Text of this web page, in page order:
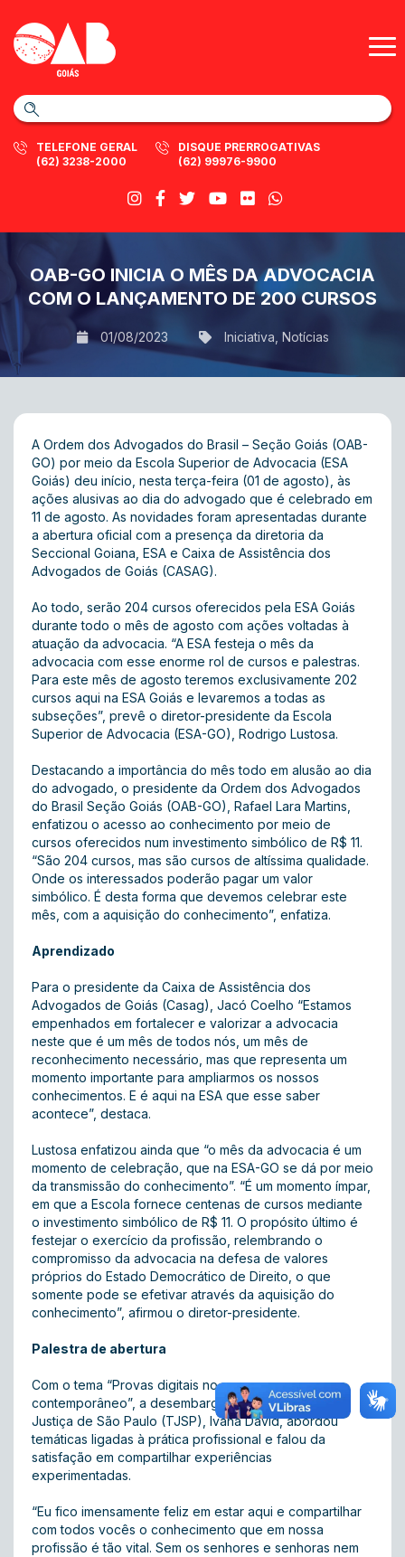
TELEFONE GERAL
(62) 3238-2000
DISQUE PRERROGATIVAS
(62) 99976-9900
OAB-GO INICIA O MÊS DA ADVOCACIA
COM O LANÇAMENTO DE 200 CURSOS
01/08/2023 Iniciativa Notícias
A Ordem dos Advogados do Brasil – Seção Goiás (OAB-
GO) por meio da Escola Superior de Advocacia (ESA
Goiás) deu início, nesta terça-feira (01 de agosto), às
ações alusivas ao dia do advogado que é celebrado em
11 de agosto. As novidades foram apresentadas durante
a abertura oficial com a presença da diretoria da
Seccional Goiana, ESA e Caixa de Assistência dos
Advogados de Goiás (CASAG).
Ao todo, serão 204 cursos oferecidos pela ESA Goiás
durante todo o mês de agosto com ações voltadas à
atuação da advocacia. “A ESA festeja o mês da
advocacia com esse enorme rol de cursos e palestras.
Para este mês de agosto teremos exclusivamente 202
cursos aqui na ESA Goiás e levaremos a todas as
subseções”, prevê o diretor-presidente da Escola
Superior de Advocacia (ESA-GO), Rodrigo Lustosa.
Destacando a importância do mês todo em alusão ao dia
do advogado, o presidente da Ordem dos Advogados
do Brasil Seção Goiás (OAB-GO), Rafael Lara Martins,
enfatizou o acesso ao conhecimento por meio de
cursos oferecidos num investimento simbólico de R$ 11.
“São 204 cursos, mas são cursos de altíssima qualidade.
Onde os interessados poderão pagar um valor
simbólico. É desta forma que devemos celebrar este
mês, com a aquisição do conhecimento”, enfatiza.
Aprendizado
Para o presidente da Caixa de Assistência dos
Advogados de Goiás (Casag), Jacó Coelho “Estamos
empenhados em fortalecer e valorizar a advocacia
neste que é um mês de todos nós, um mês de
reconhecimento necessário, mas que representa um
momento importante para ampliarmos os nossos
conhecimentos. E é aqui na ESA que esse saber
acontece”, destaca.
Lustosa enfatizou ainda que “o mês da advocacia é um
momento de celebração, que na ESA-GO se dá por meio
da transmissão do conhecimento”. “É um momento ímpar,
em que a Escola fornece centenas de cursos mediante
o investimento simbólico de R$ 11. O propósito último é
festejar o exercício da profissão, relembrando o
compromisso da advocacia na defesa de valores
próprios do Estado Democrático de Direito, o que
somente pode se efetivar através da aquisição do
conhecimento”, afirmou o diretor-presidente.
Palestra de abertura
Com o tema “Provas digitais no processo
contemporâneo”, a desembargadora do Tribunal de
Justiça de São Paulo (TJSP), Ivana David, abordou
temáticas ligadas à prática profissional e falou da
satisfação em compartilhar experiências
experimentadas.
“Eu fico imensamente feliz em estar aqui e compartilhar
com todos vocês o conhecimento que em nossa
profissão é tão vital. Sem os senhores e senhoras nem